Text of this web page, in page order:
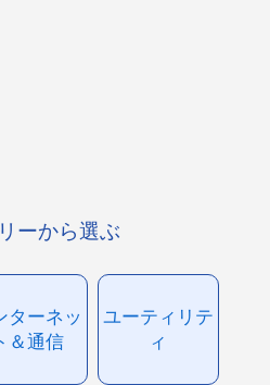
ーから選ぶ
ターネッ
＆通信
ユーティリテ
ィ